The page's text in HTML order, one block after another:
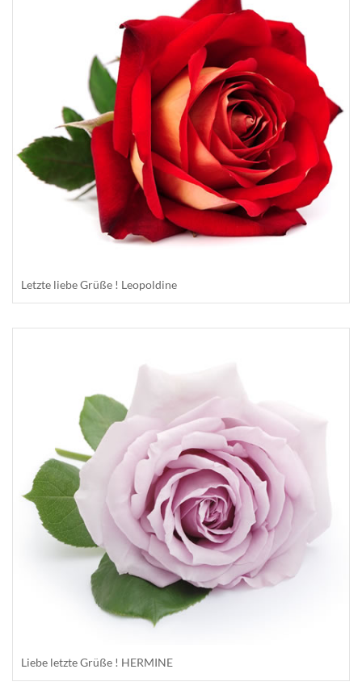
Letzte liebe Grüße ! Leopoldine
Liebe letzte Grüße ! HERMINE